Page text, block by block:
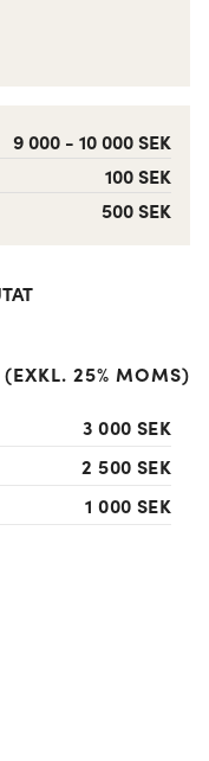
9 000 - 10 000 SEK
100 SEK
500 SEK
(EXKL. 25% MOMS)
3 000 SEK
2 500 SEK
1 000 SEK